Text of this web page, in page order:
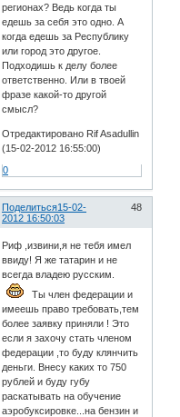
регионах? Ведь когда ты
едешь за себя это одно. А
когда едешь за Республику
или город это другое.
Подходишь к делу более
ответственно. Или в твоей
фразе какой-то другой
смысл?
Отредактировано Rif Asadullin
(15-02-2012 16:55:00)
0
Поделиться 48
15-02-
2012 16:50:03
Риф ,извини,я не тебя имел
ввиду! Я же татарин и не
всегда владею русским.
Ты член федерации и
имеешь право требовать,тем
более заявку приняли ! Это
если я захочу стать членом
федерации ,то буду клянчить
деньги. Внесу каких то 750
рублей и буду губу
раскатывать на обучение
аэробуксировке...на бензин и